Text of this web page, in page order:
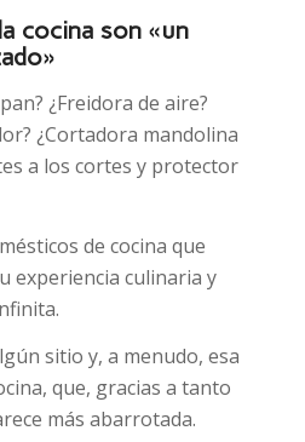
cocina son «un
¿Freidora de aire?
¿Cortadora mandolina
a los cortes y protector
de cocina que
experiencia culinaria y
sitio y, a menudo, esa
que, gracias a tanto
más abarrotada.